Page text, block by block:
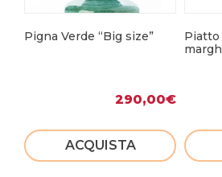
Pigna Verde “Big size”
290,00€
ACQUISTA
Piatto